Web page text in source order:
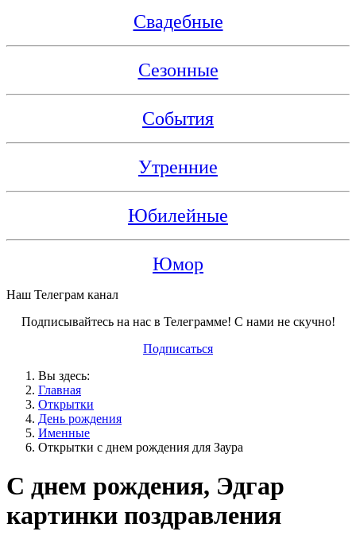
Свадебные
Сезонные
События
Утренние
Юбилейные
Юмор
Наш Телеграм канал
Подписывайтесь на нас в Телеграмме! С нами не скучно!
Подписаться
Вы здесь:
Главная
Открытки
День рождения
Именные
Открытки с днем рождения для Заура
С днем рождения, Эдгар
картинки поздравления